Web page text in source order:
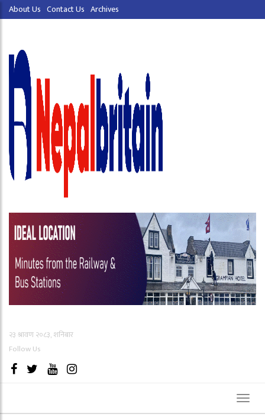
About Us Contact Us Archives
२३ श्रावण २०८३, शनिबार
Follow Us